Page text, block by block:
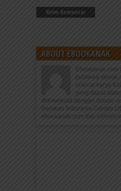
ABOUT EBOOKANAK
Ebookanak.com
publikasi ebook
orisinal karya
yang dapat
didownload dengan donasi
Gerakan Indonesia Cerdas
ebookanak.com dan